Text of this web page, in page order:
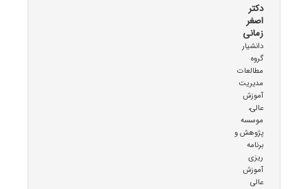
دکتر
اصغر
زمانی
دانشیار
گروه
مطالعات
مدیریت
آموزش
عالی،
موسسه
پژوهش و
برنامه
ریزی
آموزش
عالی